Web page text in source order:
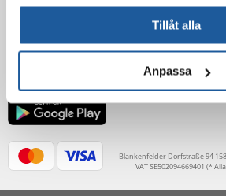
Tillåt alla
Anpassa
LÄR KÄNNA OSS
Blankenfelder Dorfstraße 94
VAT SE502094669401 (*